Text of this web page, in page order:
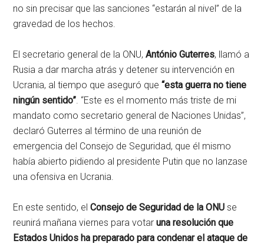
no sin precisar que las sanciones “estarán al nivel” de la
gravedad de los hechos.
El secretario general de la ONU,António Guterres, llamó a
Rusia a dar marcha atrás y detener su intervención en
Ucrania, al tiempo que aseguró que“esta guerra no tiene
ningún sentido”. “Este es el momento más triste de mi
mandato como secretario general de Naciones Unidas”,
declaró Guterres al término de una reunión de
emergencia del Consejo de Seguridad, que él mismo
había abierto pidiendo al presidente Putin que no lanzase
una ofensiva en Ucrania.
En este sentido, elConsejo de Seguridad de la ONU se
reunirá mañana viernes para votaruna resolución que
Estados Unidos ha preparado para condenar el ataque de